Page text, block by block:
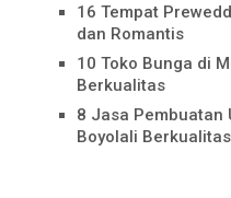
16 Tempat
dan Romantis
10 Toko Bunga di
Berkualitas
8 Jasa Pembuatan
Boyolali Berkualitas